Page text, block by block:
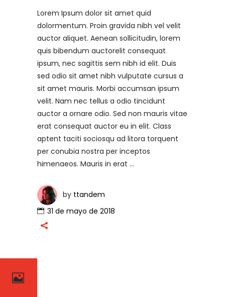
Lorem Ipsum dolor sit amet quid
dolormentum. Proin gravida nibh vel velit
auctor aliquet. Aenean sollicitudin, lorem
quis bibendum auctorelit consequat
ipsum, nec sagittis sem nibh id elit. Duis
sed odio sit amet nibh vulputate cursus a
sit amet mauris. Morbi accumsan ipsum
velit. Nam nec tellus a odio tincidunt
auctor a ornare odio. Sed non mauris vitae
erat consequat auctor eu in elit. Class
aptent taciti sociosqu ad litora torquent
per conubia nostra per inceptos
himenaeos. Mauris in erat
by ttandem
31 de mayo de 2018